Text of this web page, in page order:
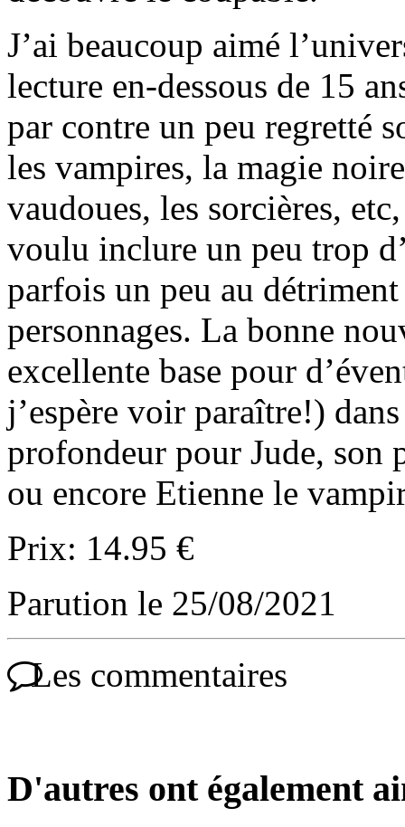
J’ai beaucoup aimé
lecture en-dessous de 15
par contre un peu regretté
les vampires, la magie
vaudoues, les sorcières,
voulu inclure un peu trop
parfois un peu au
personnages. La bonne
excellente base pour
j’espère voir paraître!)
profondeur pour Jude, son
ou encore Etienne le
Prix: 14.95 €
Parution le 25/08/2021
Les commentaires
D'autres ont également